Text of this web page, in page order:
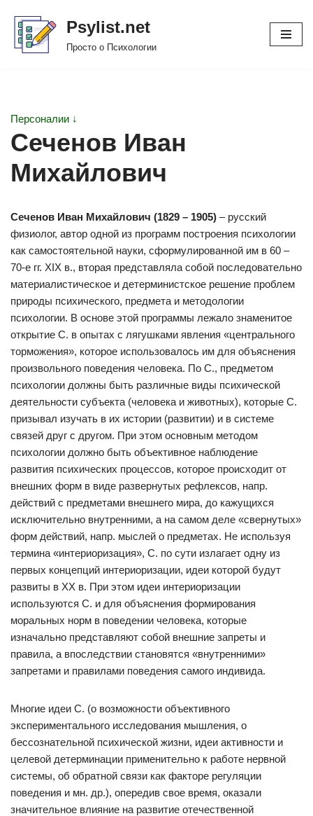
Перейти
Psylist.net
Просто о Психологии
Персоналии ↓
Сеченов Иван
Михайлович
Сеченов Иван Михайлович (1829 – 1905) – русский
физиолог, автор одной из программ построения психологии
как самостоятельной науки, сформулированной им в 60 –
70-е гг. XIX в., вторая представляла собой последовательно
материалистическое и детерминистское решение проблем
природы психического, предмета и методологии
психологии. В основе этой программы лежало знаменитое
открытие С. в опытах с лягушками явления «центрального
торможения», которое использовалось им для объяснения
произвольного поведения человека. По С., предметом
психологии должны быть различные виды психической
деятельности субъекта (человека и животных), которые С.
призывал изучать в их истории (развитии) и в системе
связей друг с другом. При этом основным методом
психологии должно быть объективное наблюдение
развития психических процессов, которое происходит от
внешних форм в виде развернутых рефлексов, напр.
действий с предметами внешнего мира, до кажущихся
исключительно внутренними, а на самом деле «свернутых»
форм действий, напр. мыслей о предметах. Не используя
термина «интериоризация», С. по сути излагает одну из
первых концепций интериоризации, идеи которой будут
развиты в XX в. При этом идеи интериоризации
используются С. и для объяснения формирования
моральных норм в поведении человека, которые
изначально представляют собой внешние запреты и
правила, а впоследствии становятся «внутренними»
запретами и правилами поведения самого индивида.
Многие идеи С. (о возможности объективного
экспериментального исследования мышления, о
бессознательной психической жизни, идеи активности и
целевой детерминации применительно к работе нервной
системы, об обратной связи как факторе регуляции
поведения и мн. др.), опередив свое время, оказали
значительное влияние на развитие отечественной